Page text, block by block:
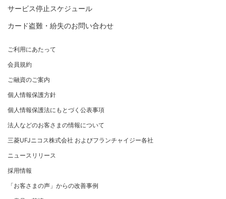
三菱UFJニコス ローンカード 各種規約
三菱ＵＦＪカード会員の方
NICOSカード会員の方
プラチナ会員さま専用の特別なサービス Platinum
Special Service
大規模企業のお客さまだけにご利用いただけるサービス
各種照会・お手続き
法人のお客さま サイトマップ
法人向けポータルサイト
お取り扱いいただけるカード情報とお支払い情報
加盟店規約/その他ご注意事項
個人情報のお取り扱いに関するお願い
[EC加盟店さまへ] 情報漏えい対策のお願い
[EC加盟店さまへ] 不正ログイン対策のお願い
サービス・ソリューション
ト）
セキュリティサービス
よくあるご質問
事業者・加盟店のお客さま
法人向けポータルサイト
三菱UFJニコスについて
経営ビジョン・行動規範
企業姿勢・ポリシー
コンプライアンス
コーポレートガバナンスについて
情報セキュリティの取り組み
リスク管理
マネー・ローンダリングおよびテロ資金供与等の対策に
関する取り組み
個人情報保護方針
クレジットポリシー
金融商品販売などの勧誘方針
お客さま応対における当社の方針
サステナビリティへの取り組み
サステナビリティへの取り組み
SDGsの達成に向けて
復興支援活動
お客さまに寄り添う
従業員とともに
MUFGグループ/サステナビリティサイト
ニュースリリース
お問い合わせ
重要なお知らせ
サービス停止スケジュール
カード盗難・紛失のお問い合わせ
ご利用にあたって
会員規約
ご融資のご案内
個人情報保護方針
個人情報保護法にもとづく公表事項
法人などのお客さまの情報について
三菱UFJニコス株式会社 およびフランチャイジー各社
ニュースリリース
採用情報
「お客さまの声」からの改善事例